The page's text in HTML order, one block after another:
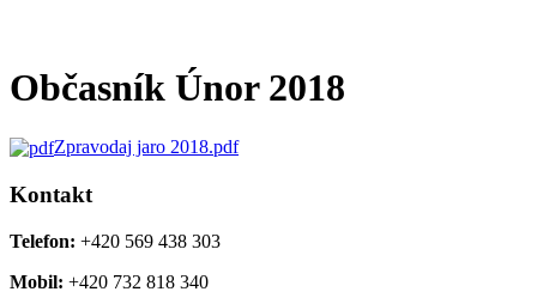
Občasník Únor 2018
Zpravodaj jaro 2018.pdf
Kontakt
Telefon: +420 569 438 303
Mobil: +420 732 818 340